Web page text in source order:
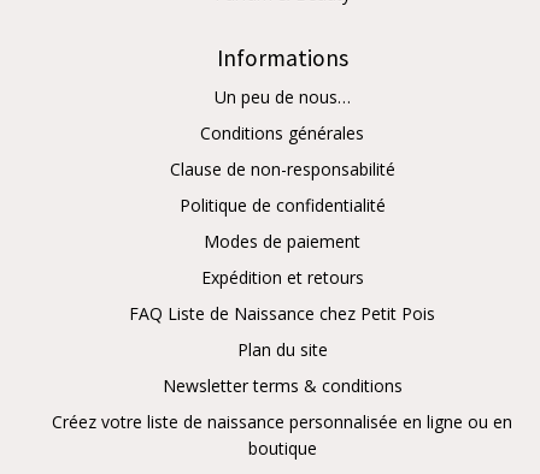
Informations
Un peu de nous…
Conditions générales
Clause de non-responsabilité
Politique de confidentialité
Modes de paiement
Expédition et retours
FAQ Liste de Naissance chez Petit Pois
Plan du site
Newsletter terms & conditions
Créez votre liste de naissance personnalisée en ligne ou en
boutique